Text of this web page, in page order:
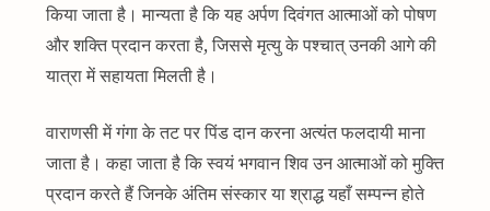
किया जाता है। मान्यता है कि यह अर्पण दिवंगत आत्माओं को पोषण
और शक्ति प्रदान करता है, जिससे मृत्यु के पश्चात् उनकी आगे की
यात्रा में सहायता मिलती है।
वाराणसी में गंगा के तट पर पिंड दान करना अत्यंत फलदायी माना
जाता है। कहा जाता है कि स्वयं भगवान शिव उन आत्माओं को मुक्ति
प्रदान करते हैं जिनके अंतिम संस्कार या श्राद्ध यहाँ सम्पन्न होते